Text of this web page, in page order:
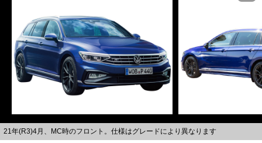
21年(R3)4月、MC時のフロント。仕様はグレードにより異なります